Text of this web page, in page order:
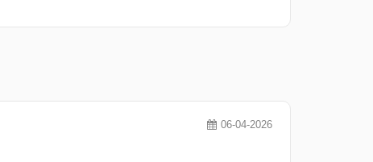
06-04-2026